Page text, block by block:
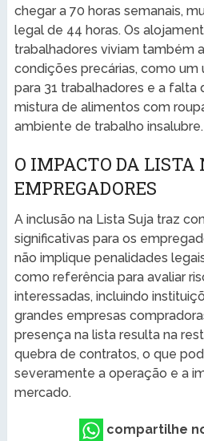
chegar a 70 horas semanais,
legal de 44 horas. Os
trabalhadores viviam também
condições precárias, como um
para 31 trabalhadores e a falta
mistura de alimentos com
ambiente de trabalho insalubre.
O IMPACTO DA LISTA
EMPREGADORES
A inclusão na Lista Suja traz
significativas para os
não implique penalidades
como referência para avaliar
interessadas, incluindo
grandes empresas
presença na lista resulta na
quebra de contratos, o que
severamente a operação e a
mercado.
compartilhe